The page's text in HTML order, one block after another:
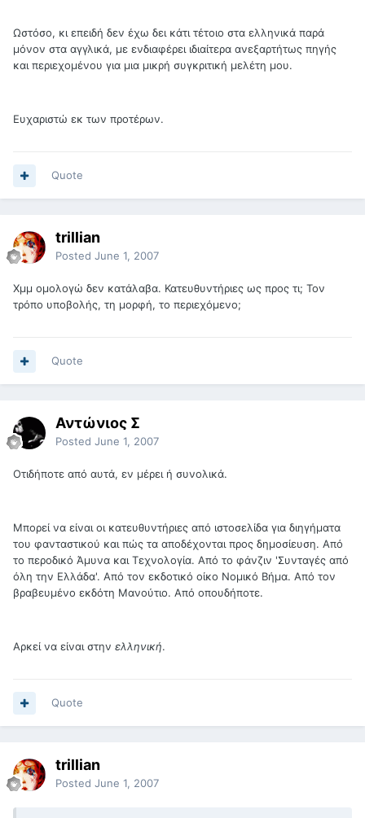
Ωστόσο, κι επειδή δεν έχω δει κάτι τέτοιο στα ελληνικά παρά
μόνον στα αγγλικά, με ενδιαφέρει ιδιαίτερα ανεξαρτήτως πηγής
και περιεχομένου για μια μικρή συγκριτική μελέτη μου.
Ευχαριστώ εκ των προτέρων.
Quote
trillian
Posted June 1, 2007
Xμμ ομολογώ δεν κατάλαβα. Κατευθυντήριες ως προς τι; Τον
τρόπο υποβολής, τη μορφή, το περιεχόμενο;
Quote
Αντώνιος Σ
Posted June 1, 2007
Οτιδήποτε από αυτά, εν μέρει ή συνολικά.
Μπορεί να είναι οι κατευθυντήριες από ιστοσελίδα για διηγήματα
του φανταστικού και πώς τα αποδέχονται προς δημοσίευση. Από
το περοδικό Άμυνα και Τεχνολογία. Από το φάνζιν 'Συνταγές από
όλη την Ελλάδα'. Από τον εκδοτικό οίκο Νομικό Βήμα. Από τον
βραβευμένο εκδότη Μανούτιο. Από οπουδήποτε.
Αρκεί να είναι στην ελληνική.
Quote
trillian
Posted June 1, 2007